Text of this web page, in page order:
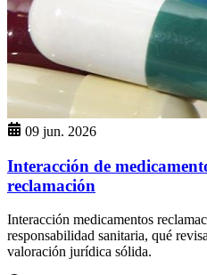
09 jun. 2026
Interacción de
reclamación
Interacción medicamentos
responsabilidad sanitaria, qué
valoración jurídica sólida.